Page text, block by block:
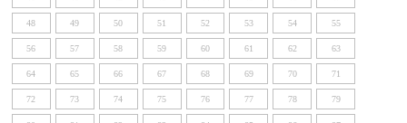
48 49 50 51 52 53 54 55
56 57 58 59 60 61 62 63
64 65 66 67 68 69 70 71
72 73 74 75 76 77 78 79